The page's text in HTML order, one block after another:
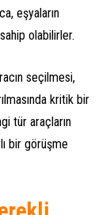
eşyaların
olabilirler.
seçilmesi,
kritik bir
tür araçların
bir görüşme